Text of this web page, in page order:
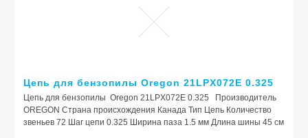
Цепь для бензопилы Oregon 21LPX072E 0.325
Цепь для бензопилы Oregon 21LPX072E 0.325 Производитель
OREGON Страна происхождения Канада Тип Цепь Количество
звеньев 72 Шаг цепи 0.325 Ширина паза 1.5 мм Длина шины 45 см